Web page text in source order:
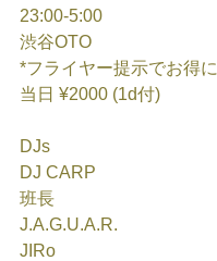
23:00-5:00
渋谷OTO
*フライヤー提示でお得に
当日 ¥2000 (1d付)
DJs
DJ CARP
班長
J.A.G.U.A.R.
JIRo